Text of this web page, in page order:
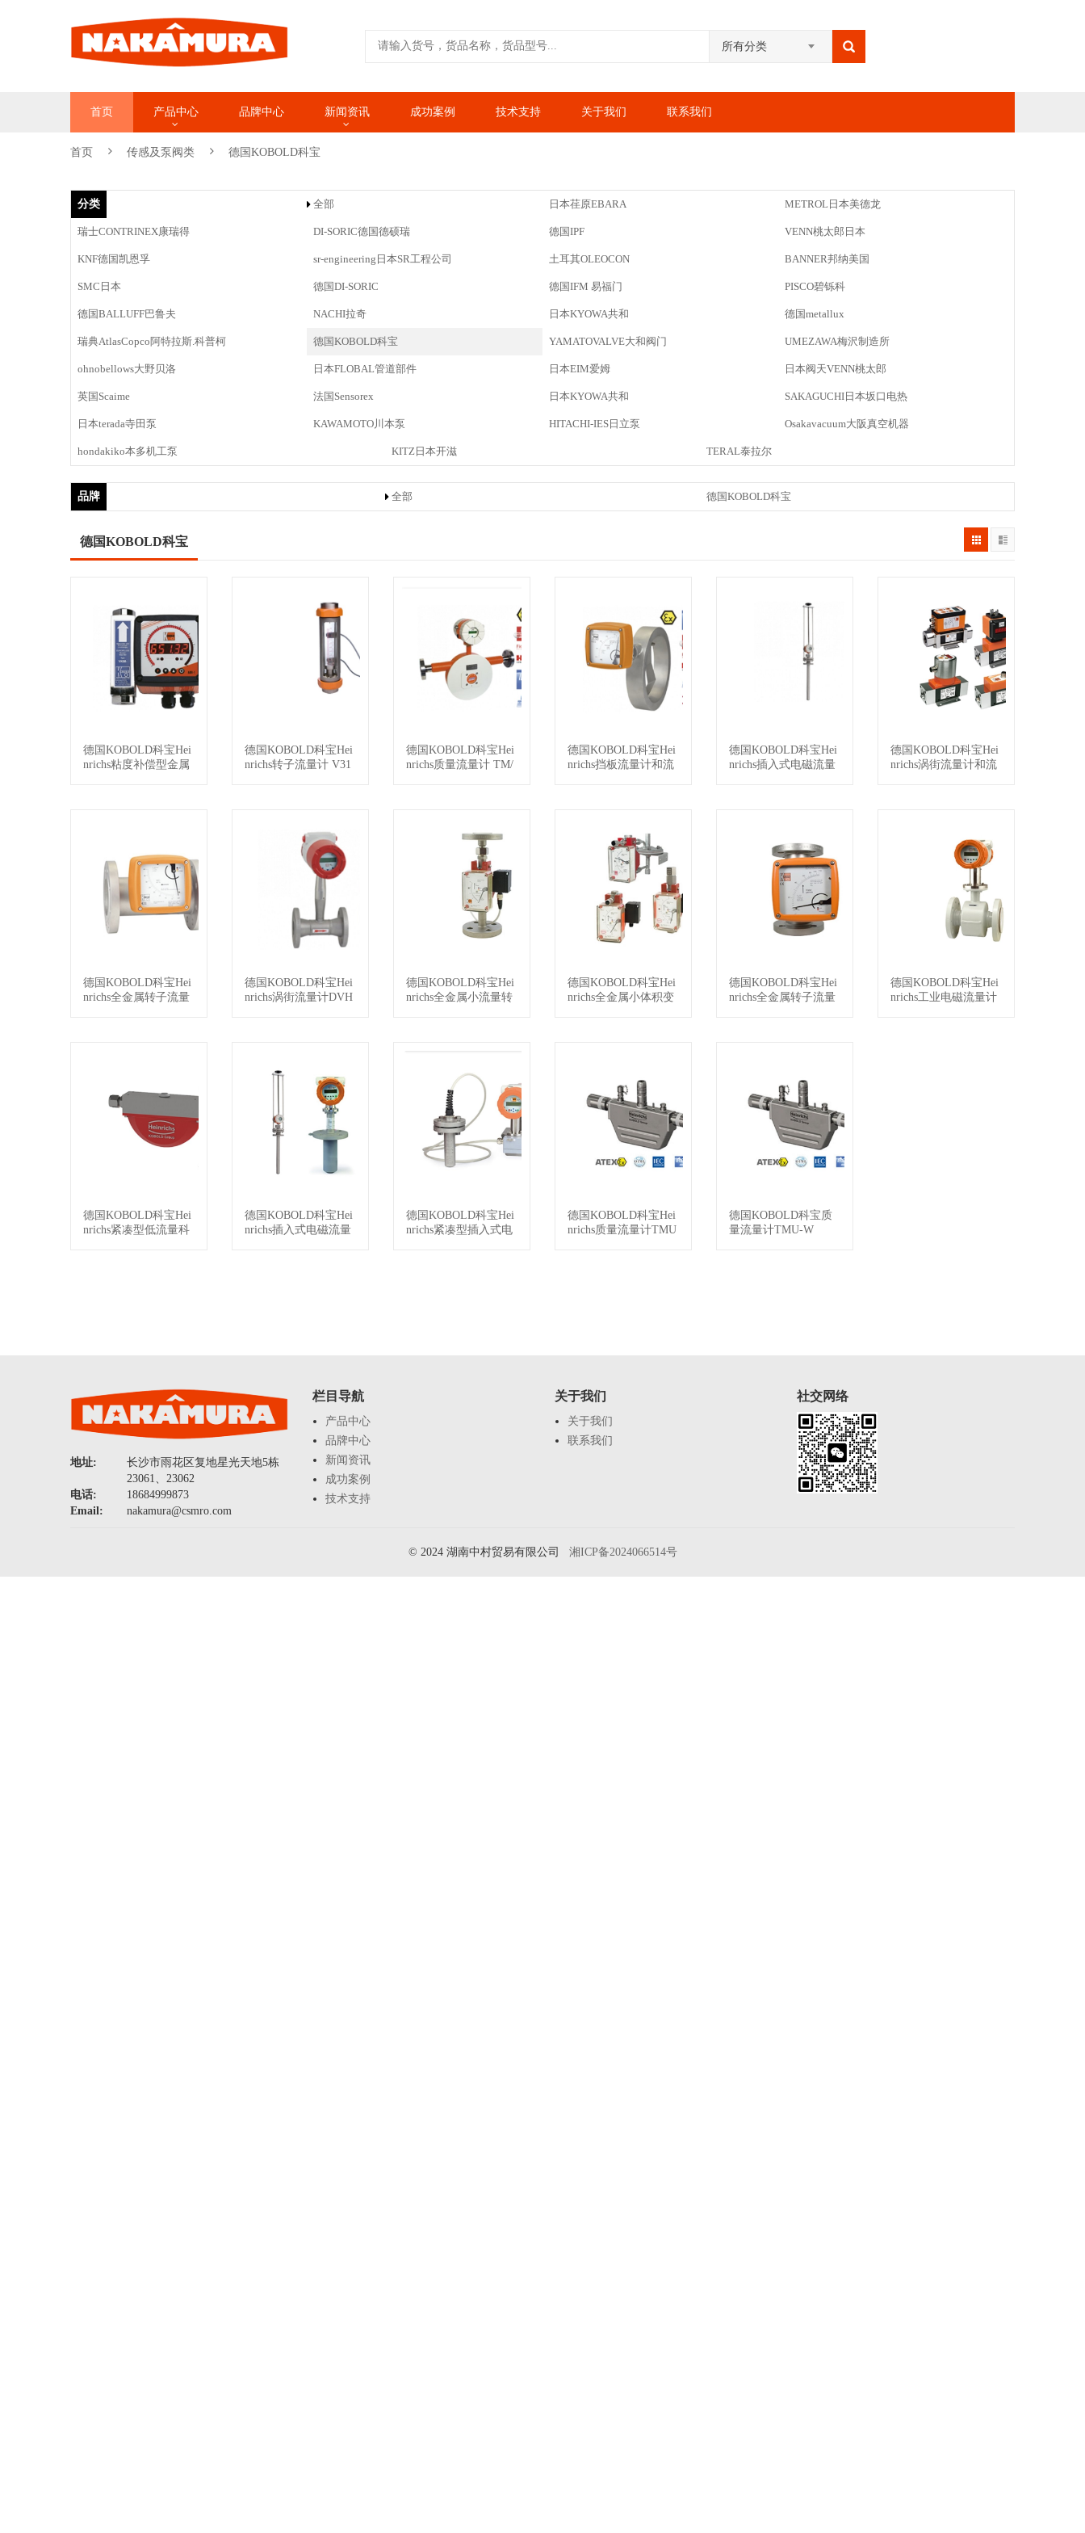
所有分类
首页 产品中心 品牌中心 新闻资讯 成功案例 技术支持 关于我们 联系我们
首页 传感及泵阀类 德国KOBOLD科宝
分类 全部 日本荏原EBARA METROL日本美德龙
瑞士CONTRINEX康瑞得 DI-SORIC德国德硕瑞 德国IPF VENN桃太郎日本
KNF德国凯恩孚 sr-engineering日本SR工程公司 土耳其OLEOCON BANNER邦纳美国
SMC日本 德国DI-SORIC 德国IFM 易福门 PISCO碧铄科
德国BALLUFF巴鲁夫 NACHI拉奇 日本KYOWA共和 德国metallux
瑞典AtlasCopco阿特拉斯.科普柯 德国KOBOLD科宝 YAMATOVALVE大和阀门 UMEZAWA梅沢制造所
ohnobellows大野贝洛 日本FLOBAL管道部件 日本EIM爱姆 日本阀天VENN桃太郎
英国Scaime 法国Sensorex 日本KYOWA共和 SAKAGUCHI日本坂口电热
日本terada寺田泵 KAWAMOTO川本泵 HITACHI-IES日立泵 Osakavacuum大阪真空机器
hondakiko本多机工泵 KITZ日本开滋 TERAL泰拉尔
品牌 全部 德国KOBOLD科宝
德国KOBOLD科宝
查看详情
德国KOBOLD科宝Hei
nrichs粘度补偿型金属
查看详情
德国KOBOLD科宝Hei
nrichs转子流量计 V31
查看详情
德国KOBOLD科宝Hei
nrichs质量流量计 TM/
查看详情
德国KOBOLD科宝Hei
nrichs挡板流量计和流
查看详情
德国KOBOLD科宝Hei
nrichs插入式电磁流量
查看详情
德国KOBOLD科宝Hei
nrichs涡街流量计和流
查看详情
德国KOBOLD科宝Hei
nrichs全金属转子流量
查看详情
德国KOBOLD科宝Hei
nrichs涡街流量计DVH
查看详情
德国KOBOLD科宝Hei
nrichs全金属小流量转
查看详情
德国KOBOLD科宝Hei
nrichs全金属小体积变
查看详情
德国KOBOLD科宝Hei
nrichs全金属转子流量
查看详情
德国KOBOLD科宝Hei
nrichs工业电磁流量计
查看详情
德国KOBOLD科宝Hei
nrichs紧凑型低流量科
查看详情
德国KOBOLD科宝Hei
nrichs插入式电磁流量
查看详情
德国KOBOLD科宝Hei
nrichs紧凑型插入式电
查看详情
德国KOBOLD科宝Hei
nrichs质量流量计TMU
查看详情
德国KOBOLD科宝质
量流量计TMU-W
地址:
长沙市雨花区复地星光天地5栋
23061、23062
电话:
18684999873
Email:
nakamura@csmro.com
栏目导航
产品中心
品牌中心
新闻资讯
成功案例
技术支持
关于我们
关于我们
联系我们
社交网络
© 2024 湖南中村贸易有限公司 湘ICP备2024066514号